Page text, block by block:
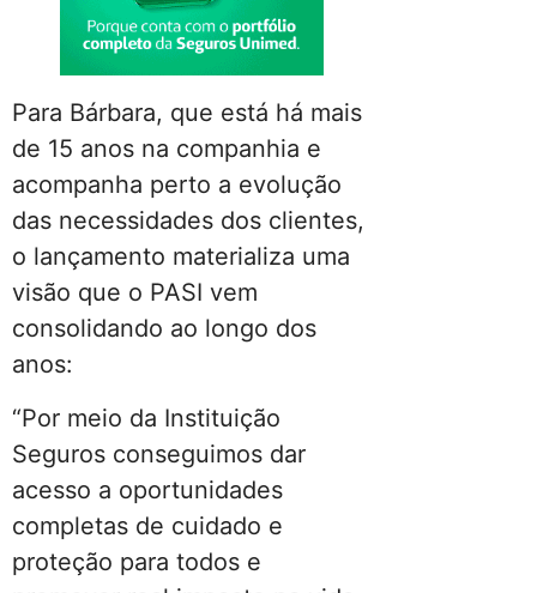
Para Bárbara, que está há mais
de 15 anos na companhia e
acompanha perto a evolução
das necessidades dos clientes,
o lançamento materializa uma
visão que o PASI vem
consolidando ao longo dos
anos:
“Por meio da Instituição
Seguros conseguimos dar
acesso a oportunidades
completas de cuidado e
proteção para todos e